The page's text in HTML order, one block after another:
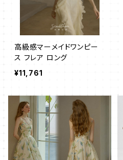
高級感マーメイドワンピー
ス フレア ロング
¥11,761